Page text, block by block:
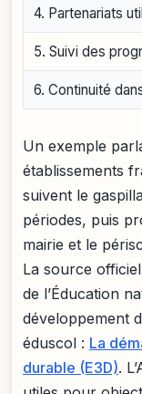
4. Partenariats
5. Suivi des
6. Continuité
Un exemple
établissements
suivent le
périodes, puis
mairie et le
La source
de l’Éducation
développement
éduscol : La
durable (E3D).